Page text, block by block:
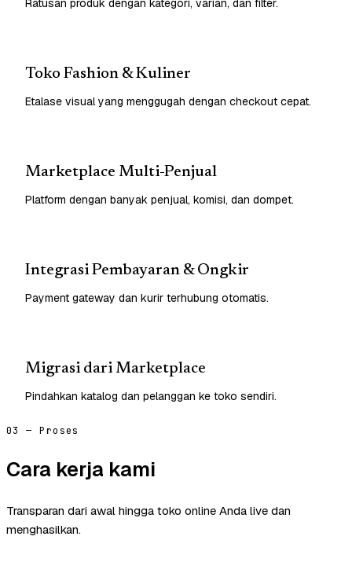
Ratusan produk dengan kategori, varian, dan filter.
Toko Fashion & Kuliner
Etalase visual yang menggugah dengan checkout cepat.
Marketplace Multi-Penjual
Platform dengan banyak penjual, komisi, dan dompet.
Integrasi Pembayaran & Ongkir
Payment gateway dan kurir terhubung otomatis.
Migrasi dari Marketplace
Pindahkan katalog dan pelanggan ke toko sendiri.
03 — Proses
Cara kerja kami
Transparan dari awal hingga toko online Anda live dan
menghasilkan.